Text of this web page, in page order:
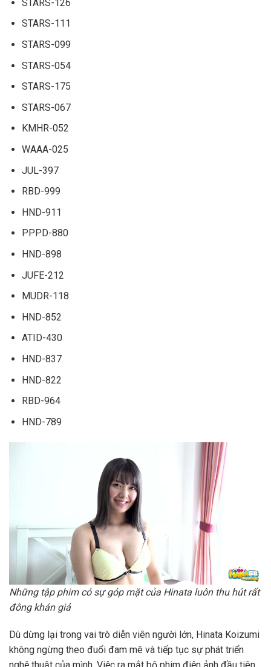
STARS-126
STARS-111
STARS-099
STARS-054
STARS-175
STARS-067
KMHR-052
WAAA-025
JUL-397
RBD-999
HND-911
PPPD-880
HND-898
JUFE-212
MUDR-118
HND-852
ATID-430
HND-837
HND-822
RBD-964
HND-789
Những tập phim có sự góp mặt của Hinata luôn thu hút rất
đông khán giả
Dù dừng lại trong vai trò diễn viên người lớn, Hinata Koizumi
không ngừng theo đuổi đam mê và tiếp tục sự phát triển